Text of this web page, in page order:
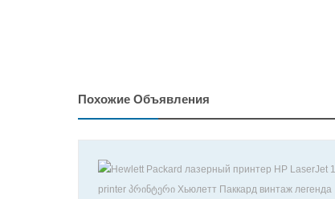
Похожие Объявления